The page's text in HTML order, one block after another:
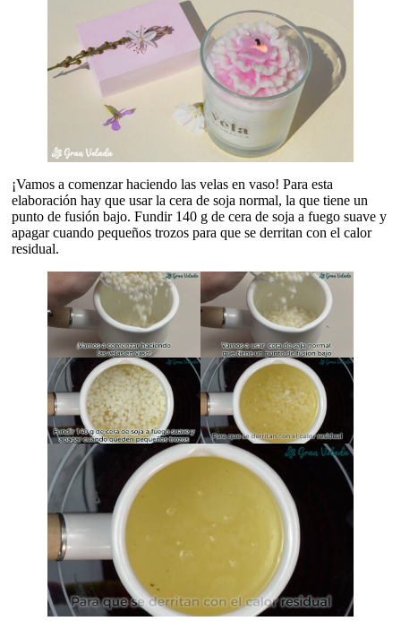
¡Vamos a comenzar haciendo las velas en vaso! Para esta
elaboración hay que usar la cera de soja normal, la que tiene un
punto de fusión bajo. Fundir 140 g de cera de soja a fuego suave y
apagar cuando pequeños trozos para que se derritan con el calor
residual.